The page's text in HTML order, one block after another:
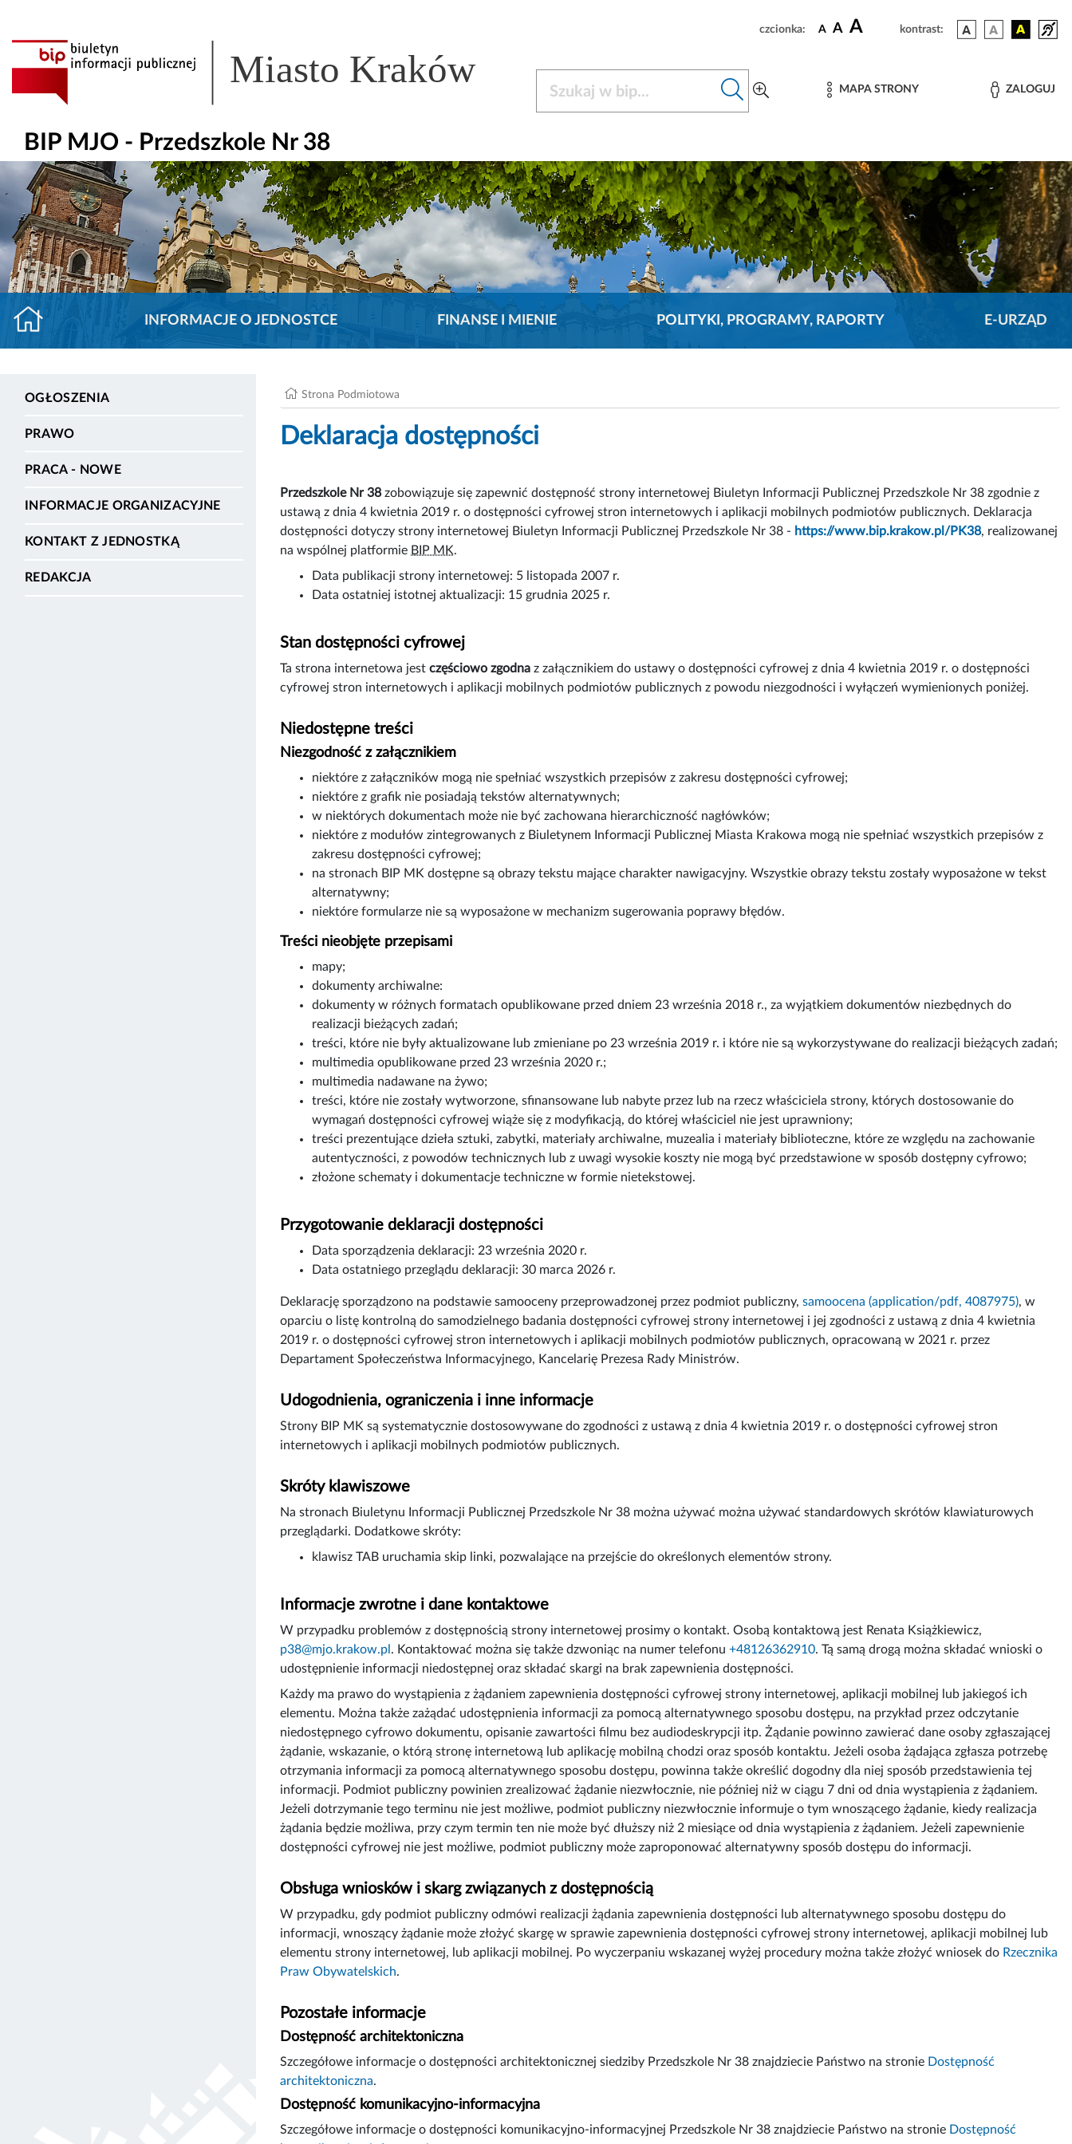
czcionka: A A A kontrast:
Miasto Kraków MAPA STRONY ZALOGUJ
BIP MJO - Przedszkole Nr 38
INFORMACJE O JEDNOSTCE FINANSE I MIENIE POLITYKI, PROGRAMY, RAPORTY E-URZĄD
OGŁOSZENIA
PRAWO
PRACA - NOWE
INFORMACJE ORGANIZACYJNE
KONTAKT Z JEDNOSTKĄ
REDAKCJA
Strona Podmiotowa
Deklaracja dostępności
Przedszkole Nr 38zobowiązuje się zapewnić dostępność strony internetowej Biuletyn Informacji Publicznej Przedszkole Nr 38 zgodnie z
ustawą z dnia 4 kwietnia 2019 r. o dostępności cyfrowej stron internetowych i aplikacji mobilnych podmiotów publicznych. Deklaracja
dostępności dotyczy strony internetowej Biuletyn Informacji Publicznej Przedszkole Nr 38 - https://www.bip.krakow.pl/PK38, realizowanej
na wspólnej platformie BIP MK.
Data publikacji strony internetowej: 5 listopada 2007 r.
Data ostatniej istotnej aktualizacji: 15 grudnia 2025 r.
Stan dostępności cyfrowej
Ta strona internetowa jest częściowo zgodna z załącznikiem do ustawy o dostępności cyfrowej z dnia 4 kwietnia 2019 r. o dostępności
cyfrowej stron internetowych i aplikacji mobilnych podmiotów publicznych z powodu niezgodności i wyłączeń wymienionych poniżej.
Niedostępne treści
Niezgodność z załącznikiem
niektóre z załączników mogą nie spełniać wszystkich przepisów z zakresu dostępności cyfrowej;
niektóre z grafik nie posiadają tekstów alternatywnych;
w niektórych dokumentach może nie być zachowana hierarchiczność nagłówków;
niektóre z modułów zintegrowanych z Biuletynem Informacji Publicznej Miasta Krakowa mogą nie spełniać wszystkich przepisów z
zakresu dostępności cyfrowej;
na stronach BIP MK dostępne są obrazy tekstu mające charakter nawigacyjny. Wszystkie obrazy tekstu zostały wyposażone w tekst
alternatywny;
niektóre formularze nie są wyposażone w mechanizm sugerowania poprawy błędów.
Treści nieobjęte przepisami
mapy;
dokumenty archiwalne:
dokumenty w różnych formatach opublikowane przed dniem 23 września 2018 r., za wyjątkiem dokumentów niezbędnych do
realizacji bieżących zadań;
treści, które nie były aktualizowane lub zmieniane po 23 września 2019 r. i które nie są wykorzystywane do realizacji bieżących zadań;
multimedia opublikowane przed 23 września 2020 r.;
multimedia nadawane na żywo;
treści, które nie zostały wytworzone, sfinansowane lub nabyte przez lub na rzecz właściciela strony, których dostosowanie do
wymagań dostępności cyfrowej wiąże się z modyfikacją, do której właściciel nie jest uprawniony;
treści prezentujące dzieła sztuki, zabytki, materiały archiwalne, muzealia i materiały biblioteczne, które ze względu na zachowanie
autentyczności, z powodów technicznych lub z uwagi wysokie koszty nie mogą być przedstawione w sposób dostępny cyfrowo;
złożone schematy i dokumentacje techniczne w formie nietekstowej.
Przygotowanie deklaracji dostępności
Data sporządzenia deklaracji: 23 września 2020 r.
Data ostatniego przeglądu deklaracji: 30 marca 2026 r.
Deklarację sporządzono na podstawie samooceny przeprowadzonej przez podmiot publiczny, samoocena (application/pdf, 4087975), w
oparciu o listę kontrolną do samodzielnego badania dostępności cyfrowej strony internetowej i jej zgodności z ustawą z dnia 4 kwietnia
2019 r. o dostępności cyfrowej stron internetowych i aplikacji mobilnych podmiotów publicznych, opracowaną w 2021 r. przez
Departament Społeczeństwa Informacyjnego, Kancelarię Prezesa Rady Ministrów.
Udogodnienia, ograniczenia i inne informacje
Strony BIP MK są systematycznie dostosowywane do zgodności z ustawą z dnia 4 kwietnia 2019 r. o dostępności cyfrowej stron
internetowych i aplikacji mobilnych podmiotów publicznych.
Skróty klawiszowe
Na stronach Biuletynu Informacji Publicznej Przedszkole Nr 38 można używać można używać standardowych skrótów klawiaturowych
przeglądarki. Dodatkowe skróty:
klawisz TAB uruchamia skip linki, pozwalające na przejście do określonych elementów strony.
Informacje zwrotne i dane kontaktowe
W przypadku problemów z dostępnością strony internetowej prosimy o kontakt. Osobą kontaktową jest Renata Książkiewicz,
p38@mjo.krakow.pl. Kontaktować można się także dzwoniąc na numer telefonu +48126362910. Tą samą drogą można składać wnioski o
udostępnienie informacji niedostępnej oraz składać skargi na brak zapewnienia dostępności.
Każdy ma prawo do wystąpienia z żądaniem zapewnienia dostępności cyfrowej strony internetowej, aplikacji mobilnej lub jakiegoś ich
elementu. Można także zażądać udostępnienia informacji za pomocą alternatywnego sposobu dostępu, na przykład przez odczytanie
niedostępnego cyfrowo dokumentu, opisanie zawartości filmu bez audiodeskrypcji itp. Żądanie powinno zawierać dane osoby zgłaszającej
żądanie, wskazanie, o którą stronę internetową lub aplikację mobilną chodzi oraz sposób kontaktu. Jeżeli osoba żądająca zgłasza potrzebę
otrzymania informacji za pomocą alternatywnego sposobu dostępu, powinna także określić dogodny dla niej sposób przedstawienia tej
informacji. Podmiot publiczny powinien zrealizować żądanie niezwłocznie, nie później niż w ciągu 7 dni od dnia wystąpienia z żądaniem.
Jeżeli dotrzymanie tego terminu nie jest możliwe, podmiot publiczny niezwłocznie informuje o tym wnoszącego żądanie, kiedy realizacja
żądania będzie możliwa, przy czym termin ten nie może być dłuższy niż 2 miesiące od dnia wystąpienia z żądaniem. Jeżeli zapewnienie
dostępności cyfrowej nie jest możliwe, podmiot publiczny może zaproponować alternatywny sposób dostępu do informacji.
Obsługa wniosków i skarg związanych z dostępnością
W przypadku, gdy podmiot publiczny odmówi realizacji żądania zapewnienia dostępności lub alternatywnego sposobu dostępu do
informacji, wnoszący żądanie może złożyć skargę w sprawie zapewnienia dostępności cyfrowej strony internetowej, aplikacji mobilnej lub
elementu strony internetowej, lub aplikacji mobilnej. Po wyczerpaniu wskazanej wyżej procedury można także złożyć wniosek do Rzecznika
Praw Obywatelskich.
Pozostałe informacje
Dostępność architektoniczna
Szczegółowe informacje o dostępności architektonicznej siedziby Przedszkole Nr 38 znajdziecie Państwo na stronie Dostępność
architektoniczna.
Dostępność komunikacyjno-informacyjna
Szczegółowe informacje o dostępności komunikacyjno-informacyjnej Przedszkole Nr 38 znajdziecie Państwo na stronie Dostępność